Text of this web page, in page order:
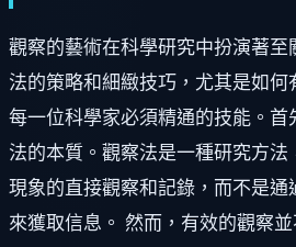
觀察的藝術在科學研究中扮演著至
法的策略和細緻技巧，尤其是如何
每一位科學家必須精通的技能。首
法的本質。觀察法是一種研究方
現象的直接觀察和記錄，而不是
來獲取信息。 然而，有效的觀察